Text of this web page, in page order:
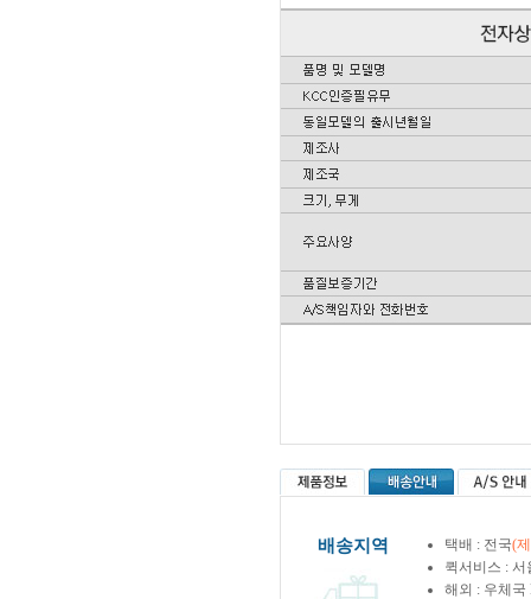
배송지역 택배 : 전국(
퀵서비스 :
해외 : 우체국